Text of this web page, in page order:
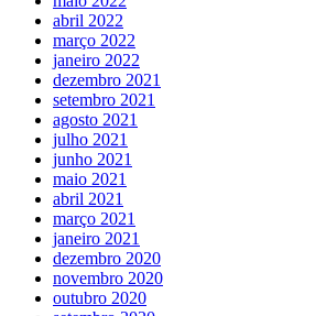
abril 2022
março 2022
janeiro 2022
dezembro 2021
setembro 2021
agosto 2021
julho 2021
junho 2021
maio 2021
abril 2021
março 2021
janeiro 2021
dezembro 2020
novembro 2020
outubro 2020